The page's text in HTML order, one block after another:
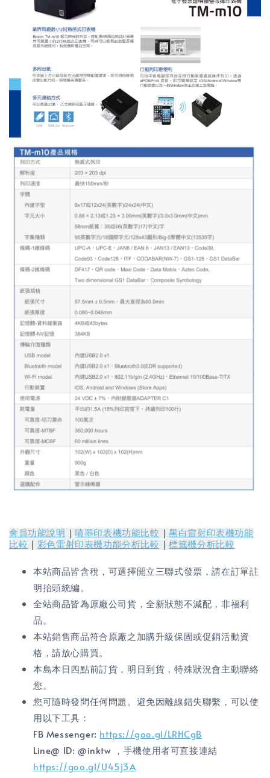
會員功能說明 ｜噴墨印表機功能比較 ｜黑白雷射印表機功能
比較 ｜ 彩色雷射印表機功能分析比較 ｜標籤機分析比較
本站商品皆含稅，可選擇開立三聯式發票，請在訂單註
明抬頭統編。
全站商品皆為原廠公司貨，全新狀態不減配，非福利
品。
本站銷售商品符合原廠之加購升級保固或促銷活動資
格，請放心購買。
本島本日四點前訂貨，明日到貨，特殊狀況會主動聯絡
您。
您可隨時發問任何問題。避免因離線錯失聯繫，可以使
用以下工具：
FB Messenger: https://goo.gl/LRHCgB
Line@ ID: @inktw ，手機使用者可直接連結
https://goo.gl/U45j3A